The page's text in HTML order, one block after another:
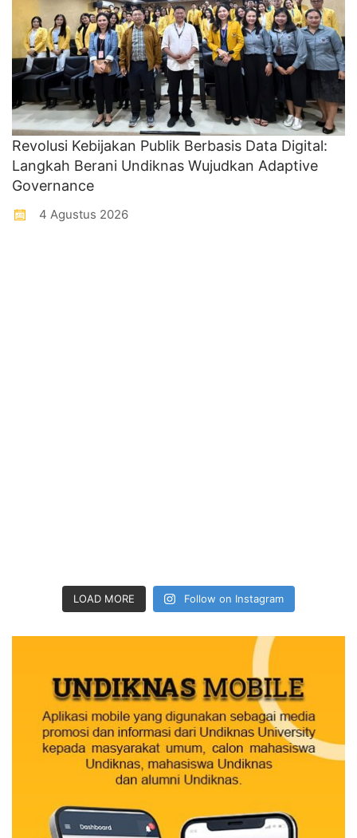
Revolusi Kebijakan Publik Berbasis Data Digital:
Langkah Berani Undiknas Wujudkan Adaptive
Governance
4 Agustus 2026
LOAD MORE Follow on Instagram